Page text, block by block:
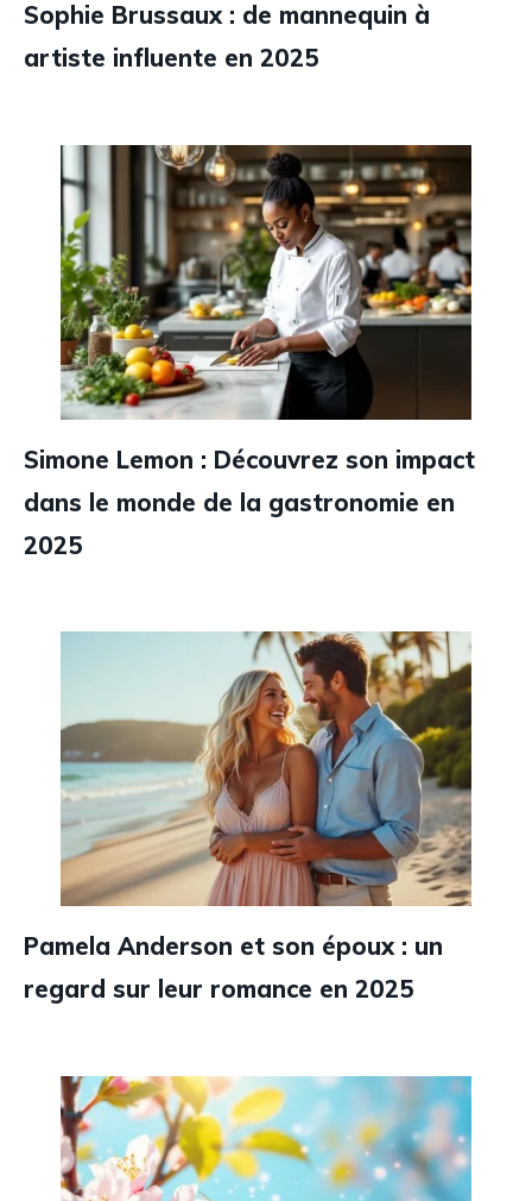
Sophie Brussaux : de mannequin à
artiste influente en 2025
Simone Lemon : Découvrez son impact
dans le monde de la gastronomie en
2025
Pamela Anderson et son époux : un
regard sur leur romance en 2025